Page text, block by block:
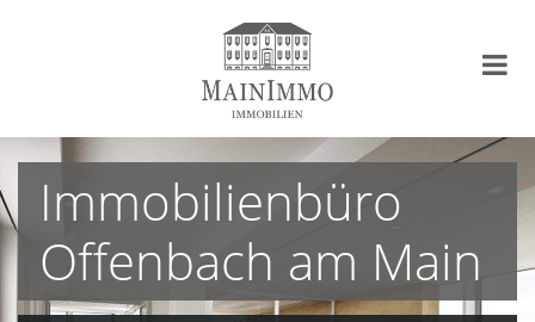
Immobilienbüro
Offenbach am Main